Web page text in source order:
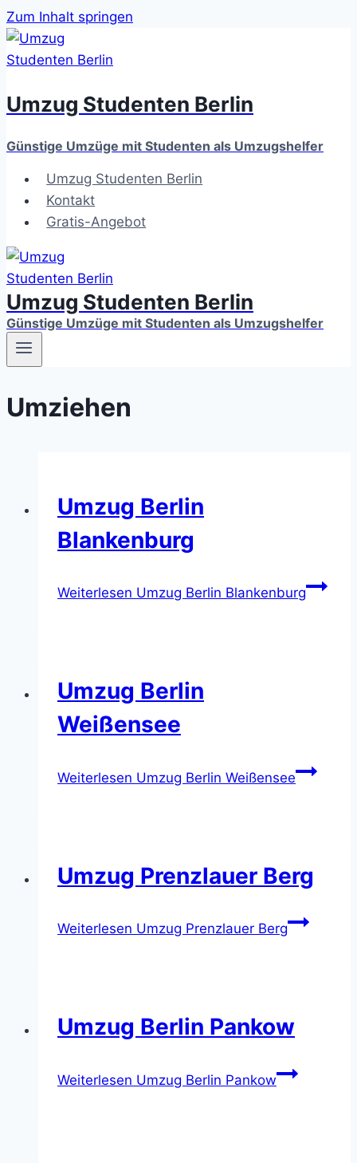
Zum Inhalt springen
Umzug Studenten Berlin
Günstige Umzüge mit Studenten als Umzugshelfer
Umzug Studenten Berlin
Kontakt
Gratis-Angebot
Umzug Studenten Berlin
Günstige Umzüge mit Studenten als Umzugshelfer
Umziehen
Umzug Berlin
Blankenburg
Weiterlesen Umzug Berlin Blankenburg
Umzug Berlin
Weißensee
Weiterlesen Umzug Berlin Weißensee
Umzug Prenzlauer Berg
Weiterlesen Umzug Prenzlauer Berg
Umzug Berlin Pankow
Weiterlesen Umzug Berlin Pankow